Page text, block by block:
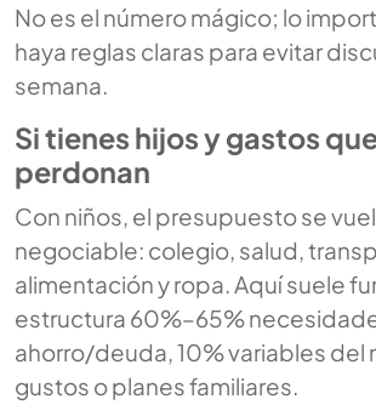
No es el número mágico; lo
haya reglas claras para evitar
semana.
Si tienes hijos y gastos
perdonan
Con niños, el presupuesto se
negociable: colegio, salud,
alimentación y ropa. Aquí suele
estructura 60%–65%
ahorro/deuda, 10% variables del
gustos o planes familiares.